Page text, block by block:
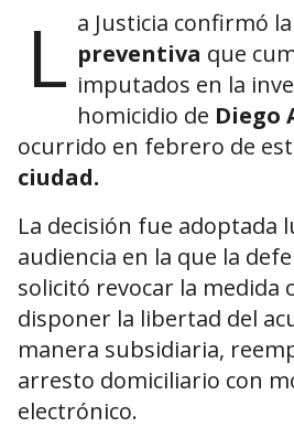
L a Justicia confirmó la
preventiva que
imputados en la
homicidio de Diego
ocurrido en febrero de
ciudad.
La decisión fue adoptada
audiencia en la que la
solicitó revocar la medida
disponer la libertad del
manera subsidiaria,
arresto domiciliario con
electrónico.